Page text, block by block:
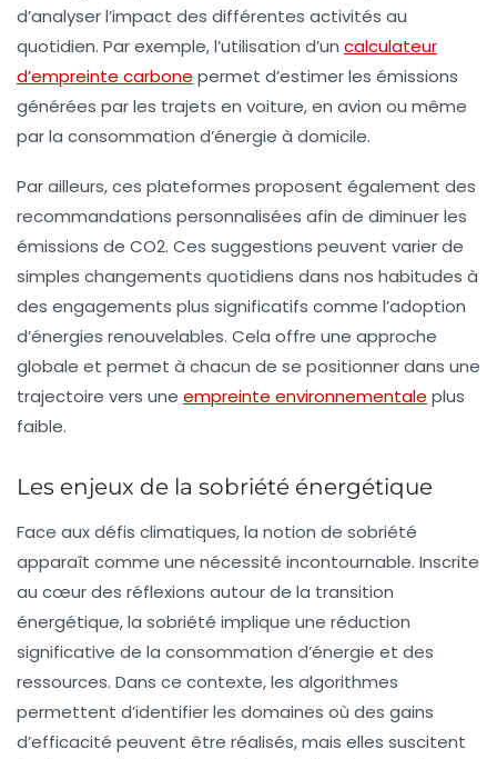
d’analyser l’impact des différentes activités au
quotidien. Par exemple, l’utilisation d’un calculateur
d’empreinte carbone permet d’estimer les émissions
générées par les trajets en voiture, en avion ou même
par la consommation d’énergie à domicile.
Par ailleurs, ces plateformes proposent également des
recommandations personnalisées afin de diminuer les
émissions de CO2. Ces suggestions peuvent varier de
simples changements quotidiens dans nos habitudes à
des engagements plus significatifs comme l’adoption
d’énergies renouvelables. Cela offre une approche
globale et permet à chacun de se positionner dans une
trajectoire vers une empreinte environnementale plus
faible.
Les enjeux de la sobriété énergétique
Face aux défis climatiques, la notion de sobriété
apparaît comme une nécessité incontournable. Inscrite
au cœur des réflexions autour de la transition
énergétique, la sobriété implique une réduction
significative de la consommation d’énergie et des
ressources. Dans ce contexte, les algorithmes
permettent d’identifier les domaines où des gains
d’efficacité peuvent être réalisés, mais elles suscitent